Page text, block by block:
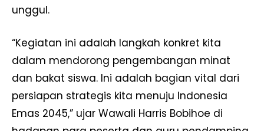
unggul.
“Kegiatan ini adalah langkah konkret kita
dalam mendorong pengembangan minat
dan bakat siswa. Ini adalah bagian vital dari
persiapan strategis kita menuju Indonesia
Emas 2045,” ujar Wawali Harris Bobihoe di